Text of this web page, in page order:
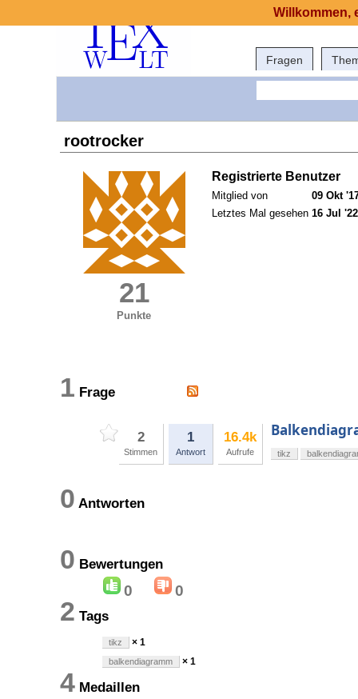
Fragen
rootrocker
21
Punkte
Registrierte Benutzer
Mitglied von
09 Okt
Letztes Mal gesehen 16 Jul
1 Frage
2
Stimmen
1
Antwort
16.4k
Aufrufe tikz
0 Antworten
0 Bewertungen
0 0
2 Tags
tikz × 1
balkendiagramm × 1
4 Medaillen
Willkommen,